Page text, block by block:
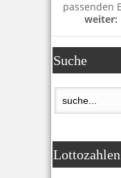
passenden
weiter:
Suche